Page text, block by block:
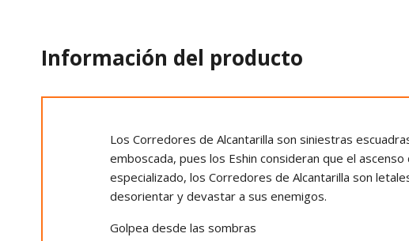
Información del producto
Los Corredores de Alcantarilla son siniestras
emboscada, pues los Eshin consideran que el
especializado, los Corredores de Alcantarilla son
desorientar y devastar a sus enemigos.
Golpea desde las sombras